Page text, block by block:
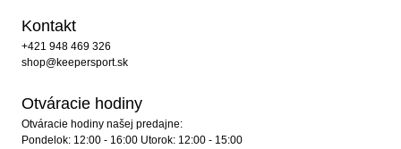
Kontakt
+421 948 469 326
shop@keepersport.sk
Otváracie hodiny
Otváracie hodiny našej predajne:
Pondelok: 12:00 - 16:00 Utorok: 12:00 - 15:00